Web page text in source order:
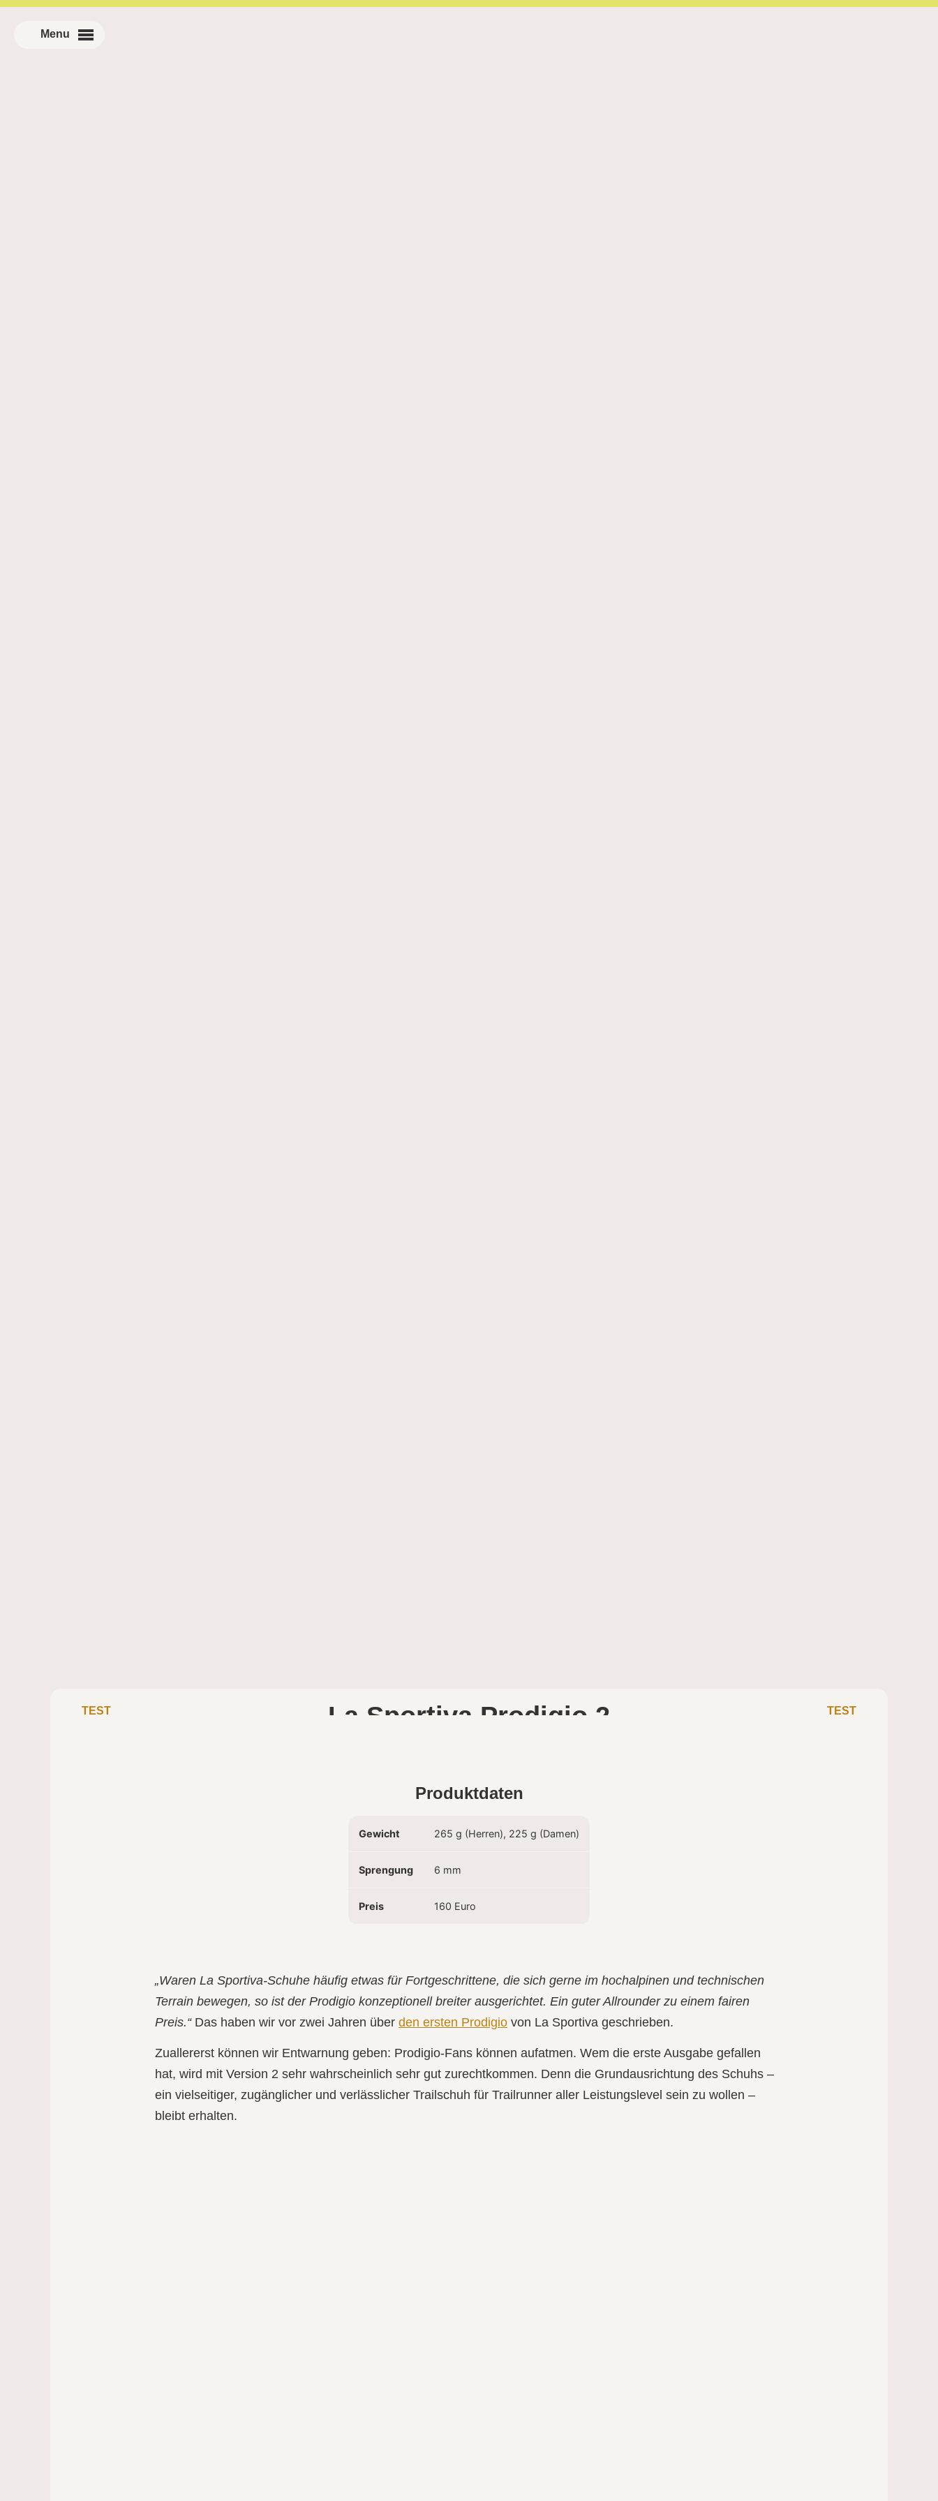
TEST
TEST
La Sportiva Prodigio 2
Produktdaten
Gewicht 265 g (Herren), 225 g (Damen)
Sprengung 6 mm
Preis 160 Euro
„Waren La Sportiva‑Schuhe häufig etwas für Fortgeschrittene, die sich gerne im hochalpinen und technischen
Terrain bewegen, so ist der Prodigio konzeptionell breiter ausgerichtet. Ein guter Allrounder zu einem fairen
Preis.“Das haben wir vor zwei Jahren über den ersten Prodigio von La Sportiva geschrieben.
Zuallererst können wir Entwarnung geben: Prodigio‑Fans können aufatmen. Wem die erste Ausgabe gefallen
hat, wird mit Version 2 sehr wahrscheinlich sehr gut zurechtkommen. Denn die Grundausrichtung des Schuhs –
ein vielseitiger, zugänglicher und verlässlicher Trailschuh für Trailrunner aller Leistungslevel sein zu wollen –
bleibt erhalten.